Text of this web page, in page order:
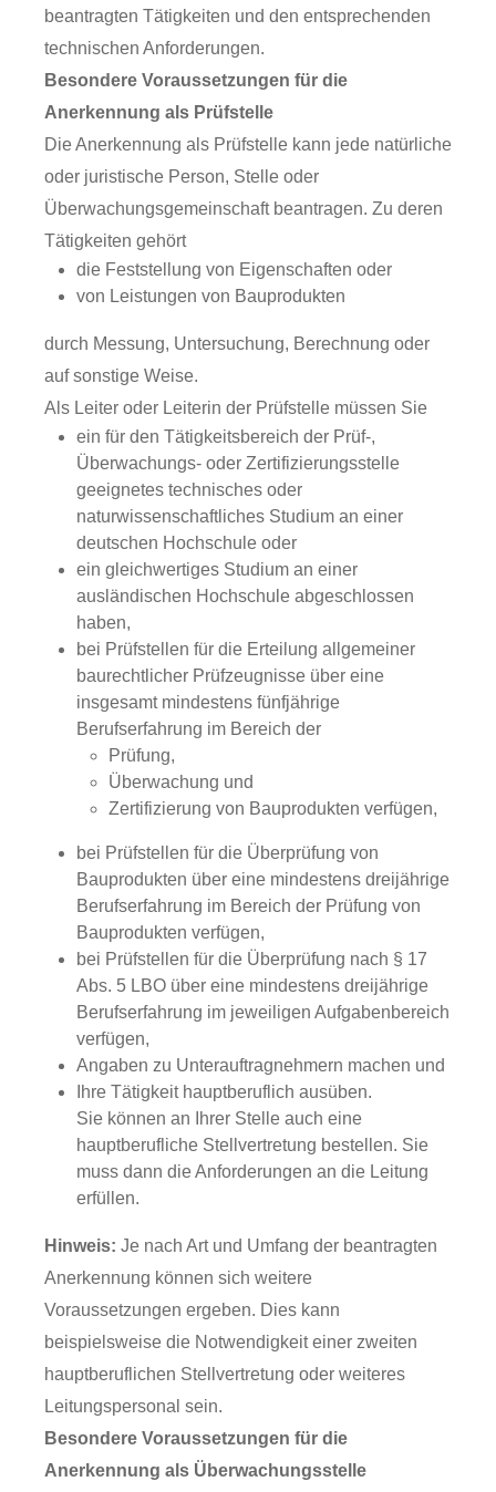
beantragten Tätigkeiten und den entsprechenden
technischen Anforderungen.
Besondere Voraussetzungen für die
Anerkennung als Prüfstelle
Die Anerkennung als Prüfstelle kann jede natürliche
oder juristische Person, Stelle oder
Überwachungsgemeinschaft beantragen. Zu deren
Tätigkeiten gehört
die Feststellung von Eigenschaften oder
von Leistungen von Bauprodukten
durch Messung, Untersuchung, Berechnung oder
auf sonstige Weise.
Als Leiter oder Leiterin der Prüfstelle müssen Sie
ein für den Tätigkeitsbereich der Prüf-,
Überwachungs- oder Zertifizierungsstelle
geeignetes technisches oder
naturwissenschaftliches Studium an einer
deutschen Hochschule oder
ein gleichwertiges Studium an einer
ausländischen Hochschule abgeschlossen
haben,
bei Prüfstellen für die Erteilung allgemeiner
baurechtlicher Prüfzeugnisse über eine
insgesamt mindestens fünfjährige
Berufserfahrung im Bereich der
Prüfung,
Überwachung und
Zertifizierung von Bauprodukten verfügen,
bei Prüfstellen für die Überprüfung von
Bauprodukten über eine mindestens dreijährige
Berufserfahrung im Bereich der Prüfung von
Bauprodukten verfügen,
bei Prüfstellen für die Überprüfung nach § 17
Abs. 5 LBO über eine mindestens dreijährige
Berufserfahrung im jeweiligen Aufgabenbereich
verfügen,
Angaben zu Unterauftragnehmern machen und
Ihre Tätigkeit hauptberuflich ausüben.
Sie können an Ihrer Stelle auch eine
hauptberufliche Stellvertretung bestellen. Sie
muss dann die Anforderungen an die Leitung
erfüllen.
Hinweis: Je nach Art und Umfang der beantragten
Anerkennung können sich weitere
Voraussetzungen ergeben. Dies kann
beispielsweise die Notwendigkeit einer zweiten
hauptberuflichen Stellvertretung oder weiteres
Leitungspersonal sein.
Besondere Voraussetzungen für die
Anerkennung als Überwachungsstelle